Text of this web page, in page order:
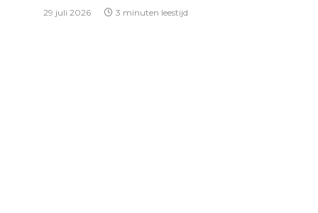
29 juli 2026 3 minuten leestijd